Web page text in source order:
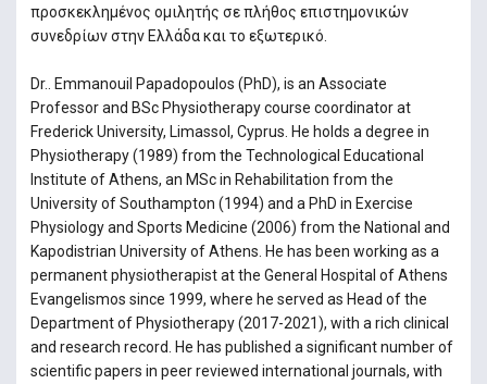
προσκεκλημένος ομιλητής σε πλήθος επιστημονικών
συνεδρίων στην Ελλάδα και το εξωτερικό.
Dr.. Emmanouil Papadopoulos (PhD), is an Associate
Professor and BSc Physiotherapy course coordinator at
Frederick University, Limassol, Cyprus. He holds a degree in
Physiotherapy (1989) from the Technological Educational
Institute of Athens, an MSc in Rehabilitation from the
University of Southampton (1994) and a PhD in Exercise
Physiology and Sports Medicine (2006) from the National and
Kapodistrian University of Athens. He has been working as a
permanent physiotherapist at the General Hospital of Athens
Evangelismos since 1999, where he served as Head of the
Department of Physiotherapy (2017-2021), with a rich clinical
and research record. He has published a significant number of
scientific papers in peer reviewed international journals, with